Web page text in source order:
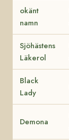
okänt
namn
Sjöhästens
Läkerol
Black
Lady
Demona